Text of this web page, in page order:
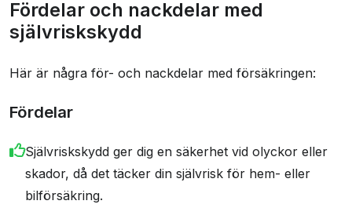
Fördelar och nackdelar med
självriskskydd
Här är några för- och nackdelar med försäkringen:
Fördelar
Självriskskydd ger dig en säkerhet vid olyckor eller
skador, då det täcker din självrisk för hem- eller
bilförsäkring.